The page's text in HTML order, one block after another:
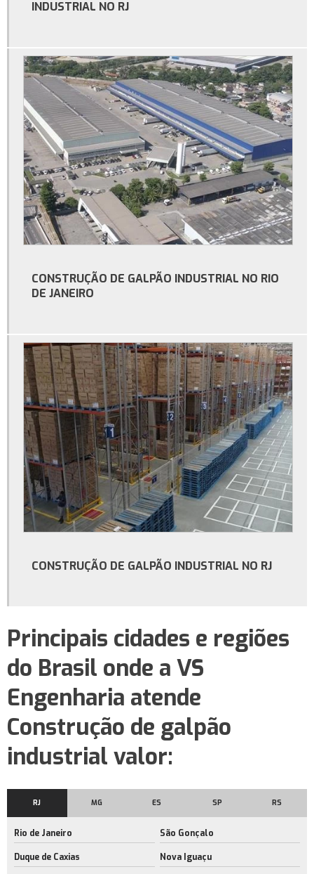
Galpão industrial à venda
Galpão industrial construção
Galpão industrial para alugar
Locação de galpão
Metro quadrado construção de galpão
Orçamento para construção de galpão
Orçamento para construção de galpão industrial
Preço de construção de galpão industrial
Preço galpão de estrutura metálica
Construção de galpão comercial
Serviço de construção de galpão no rj
Empresa de construção de galpão no rio de janeiro
Serviço de construção de galpão industrial
Construtora de galpão industrial no rio de janeiro
Construção de galpão industrial no rj
Construção de galpão industrial no rio de janeiro
Serviço de construção de galpão industrial no rj
Serviço de construção de galpão comercial no rj
Construtora de galpão comercial
Aluguel galpão logístico
Galpão logístico
Galpão logístico para alugar
Galpão logístico rio de janeiro
Locação de barracão
Aluguel de área de armazenagem no rj
Aluguel de barracão com docas
Aluguel de barracão com docas no rio de janeiro
Aluguel de barracão rj
INDUSTRIAL NO RJ
CONSTRUÇÃO DE GALPÃO INDUSTRIAL NO RIO
DE JANEIRO
CONSTRUÇÃO DE GALPÃO INDUSTRIAL NO RJ
Principais cidades e regiões
do Brasil onde a VS
Engenharia atende
Construção de galpão
industrial valor:
RJ MG ES SP RS
Rio de Janeiro São Gonçalo
Duque de Caxias Nova Iguaçu